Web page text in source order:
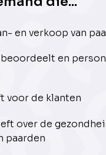
en verkoop van
en
voor de klanten
over de
paarden